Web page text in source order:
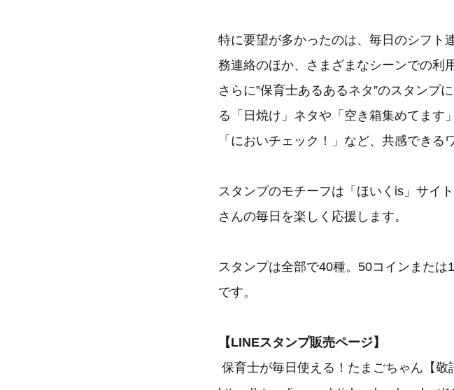
特に要望が多かったのは、毎日のシフト
務連絡のほか、さまざまなシーンでの利
さらに‟保育士あるあるネタ”のスタンプ
る「日焼け」ネタや「空き箱集めてます
「においチェック！」など、共感できる
スタンプのモチーフは「ほいくis」サイ
さんの毎日を楽しく応援します。
スタンプは全部で40種。50コインまた
です。
【LINEスタンプ販売ページ】
保育士が毎日使える！たまごちゃん【敬